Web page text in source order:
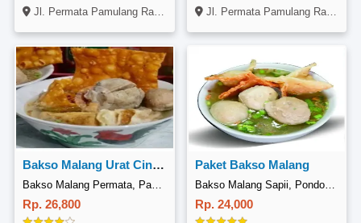
Jl. Permata Pamulang Raya, Blok I4 No. 3, Setu, Tangerang Jl. Permata Pamulang Raya, Blok I4 No. 3, Setu, Tangerang
Bakso Malang Urat Cincang Mantull
Rp. 26,800
Paket Bakso Malang
Bakso Malang Sapii, Pondok Kelapa
Rp. 24,000